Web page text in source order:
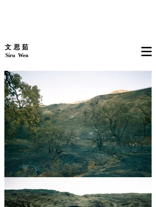
文思茹
​​ ​​​​​​​​ ​ Siru Wen